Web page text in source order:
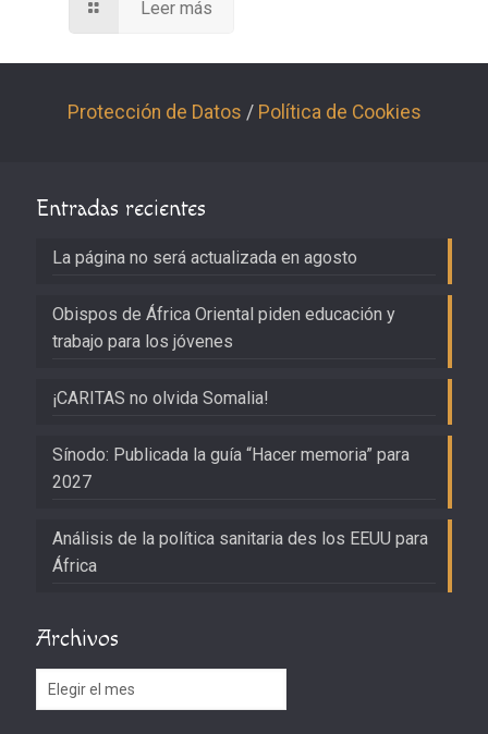
Leer más
Protección de Datos / Política de Cookies
Entradas recientes
La página no será actualizada en agosto
Obispos de África Oriental piden educación y
trabajo para los jóvenes
¡CARITAS no olvida Somalia!
Sínodo: Publicada la guía “Hacer memoria” para
2027
Análisis de la política sanitaria des los EEUU para
África
Archivos
Archivos